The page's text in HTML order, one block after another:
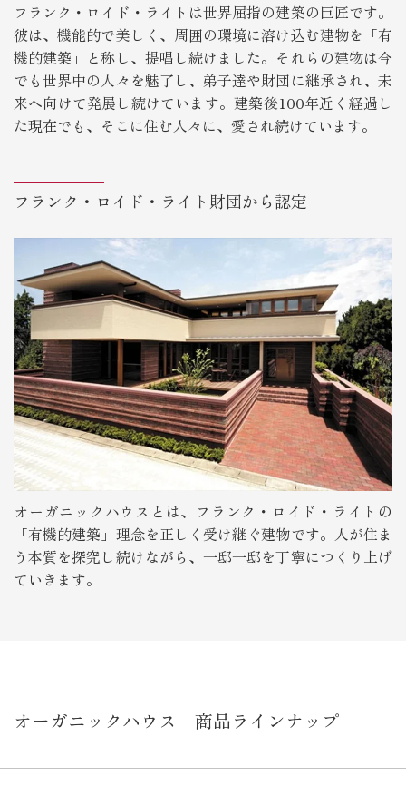
フランク・ロイド・ライトは世界屈指の建築の巨匠です。
彼は、機能的で美しく、周囲の環境に溶け込む建物を「有
機的建築」と称し、提唱し続けました。それらの建物は今
でも世界中の人々を魅了し、弟子達や財団に継承され、未
来へ向けて発展し続けています。建築後100年近く経過し
た現在でも、そこに住む人々に、愛され続けています。
フランク・ロイド・ライト財団から認定
オーガニックハウスとは、フランク・ロイド・ライトの
「有機的建築」理念を正しく受け継ぐ建物です。人が住ま
う本質を探究し続けながら、一邸一邸を丁寧につくり上げ
ていきます。
オーガニックハウス 商品ラインナップ